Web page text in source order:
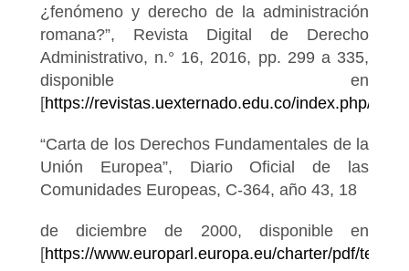
¿fenómeno y derecho de la administración
romana?”, Revista Digital de Derecho
Administrativo, n.° 16, 2016, pp. 299 a 335,
disponible en
[https://revistas.uexternado.edu.co/index.php/
“Carta de los Derechos Fundamentales de la
Unión Europea”, Diario Oficial de las
Comunidades Europeas, C-364, año 43, 18
de diciembre de 2000, disponible en
[https://www.europarl.europa.eu/charter/pdf/